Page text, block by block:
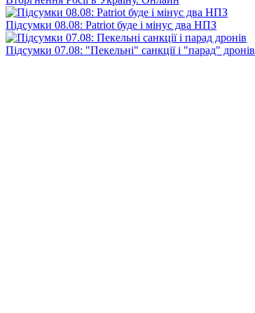
Підсумки 08.08: Patriot буде і мінус два НПЗ
Підсумки 07.08: "Пекельні" санкції і "парад" дронів